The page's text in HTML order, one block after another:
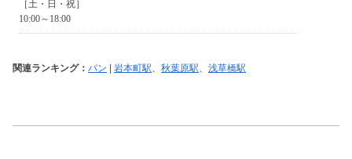
関連ランキング： パン 岩本町駅、 秋葉原駅、 浅草橋駅